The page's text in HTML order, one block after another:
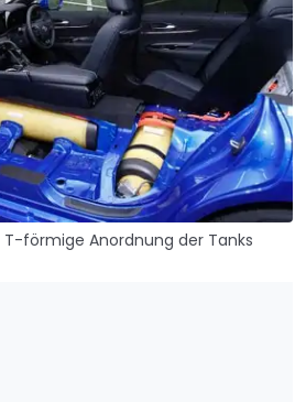
T-förmige Anordnung der Tanks